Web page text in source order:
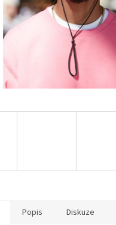
Popis Diskuze